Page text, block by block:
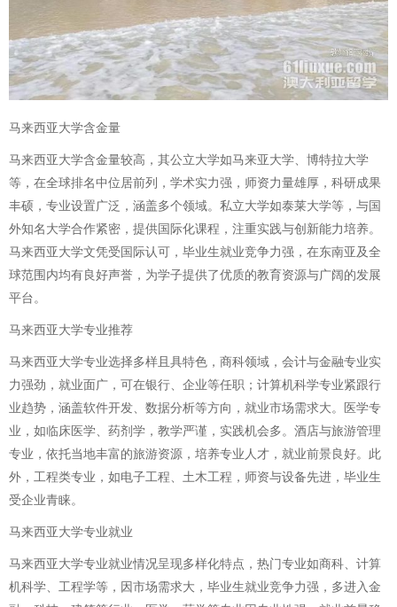
马来西亚大学含金量
马来西亚大学含金量较高，其公立大学如马来亚大学、博特拉大学
等，在全球排名中位居前列，学术实力强，师资力量雄厚，科研成果
丰硕，专业设置广泛，涵盖多个领域。私立大学如泰莱大学等，与国
外知名大学合作紧密，提供国际化课程，注重实践与创新能力培养。
马来西亚大学文凭受国际认可，毕业生就业竞争力强，在东南亚及全
球范围内均有良好声誉，为学子提供了优质的教育资源与广阔的发展
平台。
马来西亚大学专业推荐
马来西亚大学专业选择多样且具特色，商科领域，会计与金融专业实
力强劲，就业面广，可在银行、企业等任职；计算机科学专业紧跟行
业趋势，涵盖软件开发、数据分析等方向，就业市场需求大。医学专
业，如临床医学、药剂学，教学严谨，实践机会多。酒店与旅游管理
专业，依托当地丰富的旅游资源，培养专业人才，就业前景良好。此
外，工程类专业，如电子工程、土木工程，师资与设备先进，毕业生
受企业青睐。
马来西亚大学专业就业
马来西亚大学专业就业情况呈现多样化特点，热门专业如商科、计算
机科学、工程学等，因市场需求大，毕业生就业竞争力强，多进入金